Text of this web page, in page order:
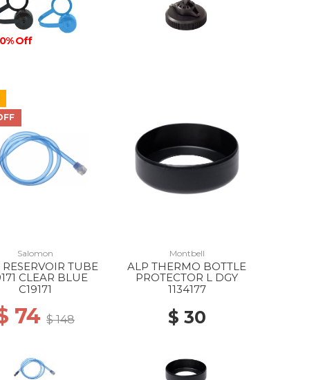
Off
Salomon
RESERVOIR TUBE
CLEAR BLUE
C19171
74 $ 148
Montbell
ALP THERMO BOTTLE
PROTECTOR L DGY
1134177
$ 30